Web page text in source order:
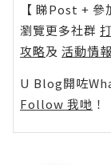
【 睇Post + 參
瀏覽更多社群
攻略及 活動情報
U Blog開咗
Follow 我哋 ！